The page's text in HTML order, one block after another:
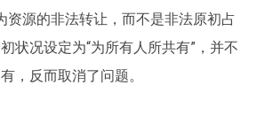
源的非法转让，而不是非法原初占
状况设定为“为所有人所共有”，并不
，反而取消了问题。